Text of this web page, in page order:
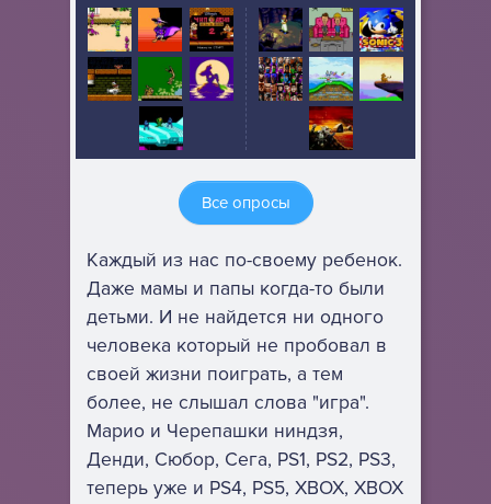
Все опросы
Каждый из нас по-своему ребенок.
Даже мамы и папы когда-то были
детьми. И не найдется ни одного
человека который не пробовал в
своей жизни поиграть, а тем
более, не слышал слова "игра".
Марио и Черепашки ниндзя,
Денди, Сюбор, Сега, PS1, PS2, PS3,
теперь уже и PS4, PS5, XBOX, XBOX